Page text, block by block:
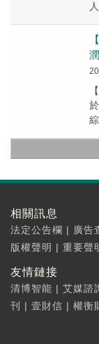
相關訊息
法定公告欄 | 廣告
版權聲明 | 重要聲
友情鏈接
清博智能 | 艾媒諮
刊
| 壹財信 | 權衡